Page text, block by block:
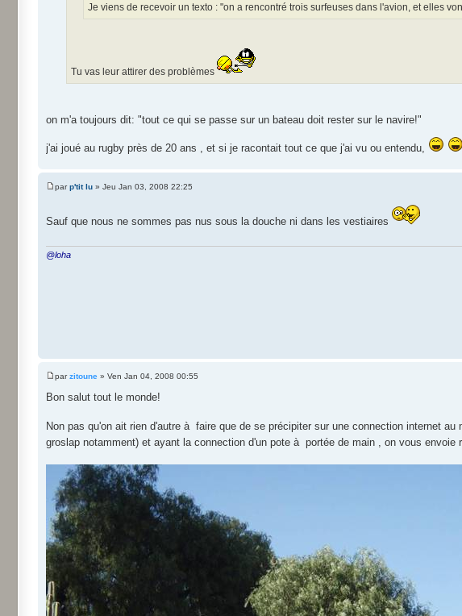
Je viens de recevoir un texto : "on a rencontré trois surfeuses dans l'avion, et elles
Tu vas leur attirer des problèmes
on m'a toujours dit: "tout ce qui se passe sur un bateau doit rester sur le navire!"
j'ai joué au rugby près de 20 ans , et si je racontait tout ce que j'ai vu ou entendu,
parp'tit lu » Jeu Jan 03, 2008 22:25
Sauf que nous ne sommes pas nus sous la douche ni dans les vestiaires
@loha
parzitoune » Ven Jan 04, 2008 00:55
Bon salut tout le monde!
Non pas qu'on ait rien d'autre à faire que de se précipiter sur une connection internet
groslap notamment) et ayant la connection d'un pote à portée de main , on vous envoie